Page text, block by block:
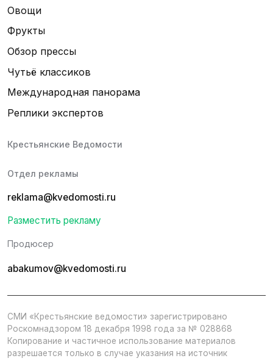
Овощи
Фрукты
Обзор прессы
Чутьё классиков
Международная панорама
Реплики экспертов
Крестьянские Ведомости
Отдел рекламы
reklama@kvedomosti.ru
Разместить рекламу
Продюсер
abakumov@kvedomosti.ru
СМИ «Крестьянские ведомости» зарегистрировано
Роскомнадзором 18 декабря 1998 года за № 028868
Копирование и частичное использование материалов
разрешается только в случае указания на источник